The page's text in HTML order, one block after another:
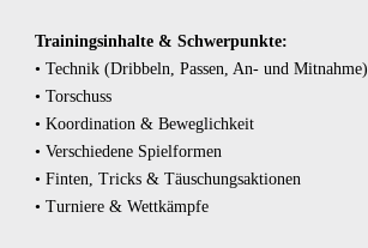
Trainingsinhalte & Schwerpunkte:
• Technik (Dribbeln, Passen, An- und Mitnahme)
• Torschuss
• Koordination & Beweglichkeit
• Verschiedene Spielformen
• Finten, Tricks & Täuschungsaktionen
• Turniere & Wettkämpfe